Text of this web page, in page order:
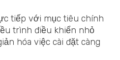
tiếp với mục tiêu chính
trình điều khiển nhỏ
hóa việc cài đặt càng